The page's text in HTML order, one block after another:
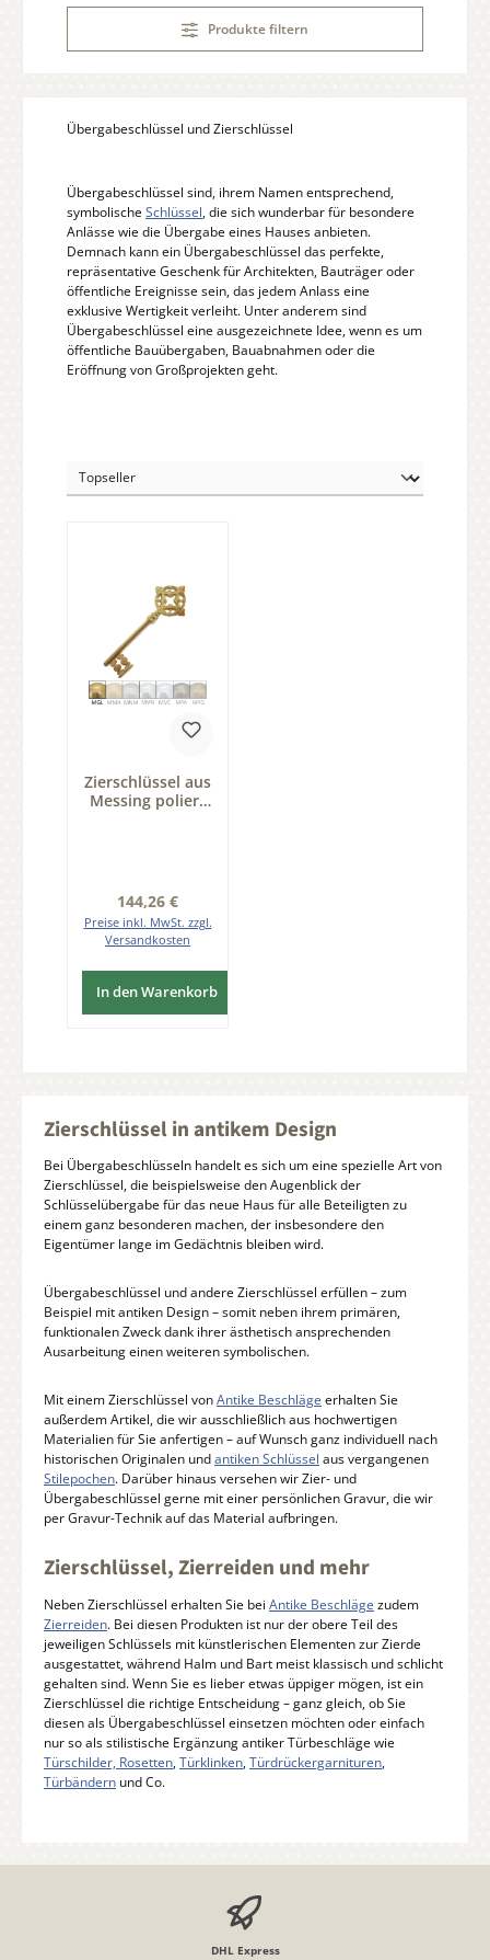
Produkte filtern
Übergabeschlüssel und Zierschlüssel
Übergabeschlüssel sind, ihrem Namen entsprechend,
symbolische Schlüssel, die sich wunderbar für besondere
Anlässe wie die Übergabe eines Hauses anbieten.
Demnach kann ein Übergabeschlüssel das perfekte,
repräsentative Geschenk für Architekten, Bauträger oder
öffentliche Ereignisse sein, das jedem Anlass eine
exklusive Wertigkeit verleiht. Unter anderem sind
Übergabeschlüssel eine ausgezeichnete Idee, wenn es um
öffentliche Bauübergaben, Bauabnahmen oder die
Eröffnung von Großprojekten geht.
Zierschlüssel aus
Messing poliert
Regulärer Preis:
144,26 €
Preise inkl. MwSt. zzgl.
Versandkosten
In den Warenkorb
Zierschlüssel in antikem Design
Bei Übergabeschlüsseln handelt es sich um eine spezielle Art von
Zierschlüssel, die beispielsweise den Augenblick der
Schlüsselübergabe für das neue Haus für alle Beteiligten zu
einem ganz besonderen machen, der insbesondere den
Eigentümer lange im Gedächtnis bleiben wird.
Übergabeschlüssel und andere Zierschlüssel erfüllen – zum
Beispiel mit antiken Design – somit neben ihrem primären,
funktionalen Zweck dank ihrer ästhetisch ansprechenden
Ausarbeitung einen weiteren symbolischen.
Mit einem Zierschlüssel vonAntike Beschläge erhalten Sie
außerdem Artikel, die wir ausschließlich aus hochwertigen
Materialien für Sie anfertigen – auf Wunsch ganz individuell nach
historischen Originalen undantiken Schlüssel aus vergangenen
Stilepochen. Darüber hinaus versehen wir Zier- und
Übergabeschlüssel gerne mit einer persönlichen Gravur, die wir
per Gravur-Technik auf das Material aufbringen.
Zierschlüssel, Zierreiden und mehr
Neben Zierschlüssel erhalten Sie bei Antike Beschläge zudem
Zierreiden. Bei diesen Produkten ist nur der obere Teil des
jeweiligen Schlüssels mit künstlerischen Elementen zur Zierde
ausgestattet, während Halm und Bart meist klassisch und schlicht
gehalten sind. Wenn Sie es lieber etwas üppiger mögen, ist ein
Zierschlüssel die richtige Entscheidung – ganz gleich, ob Sie
diesen als Übergabeschlüssel einsetzen möchten oder einfach
nur so als stilistische Ergänzung antiker Türbeschläge wie
Türschilder, Rosetten,Türklinken,Türdrückergarnituren,
Türbändern und Co.
DHL Express